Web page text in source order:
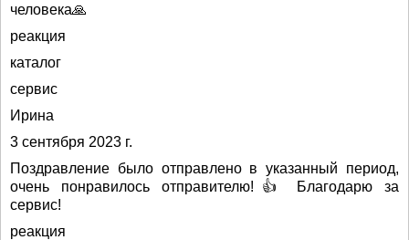
человека🙏
реакция
каталог
сервис
Ирина
3 сентября 2023 г.
Поздравление было отправлено в указанный период,
очень понравилось отправителю!👍 Благодарю за
сервис!
реакция